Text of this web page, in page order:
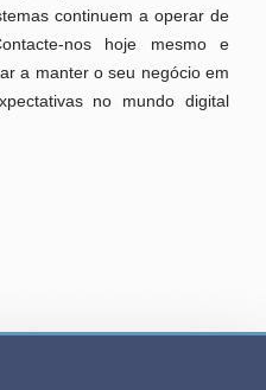
continuem a operar de
nos hoje mesmo e
a manter o seu negócio em
no mundo digital